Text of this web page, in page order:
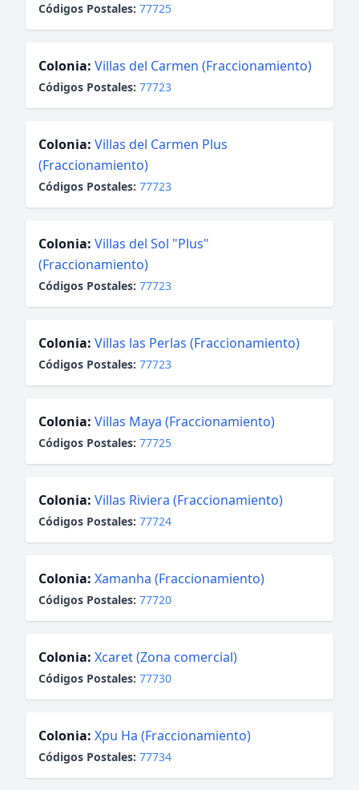
Códigos Postales: 77725
Colonia: Villas del Carmen (Fraccionamiento)
Códigos Postales: 77723
Colonia: Villas del Carmen Plus
(Fraccionamiento)
Códigos Postales: 77723
Colonia: Villas del Sol "Plus"
(Fraccionamiento)
Códigos Postales: 77723
Colonia: Villas las Perlas (Fraccionamiento)
Códigos Postales: 77723
Colonia: Villas Maya (Fraccionamiento)
Códigos Postales: 77725
Colonia: Villas Riviera (Fraccionamiento)
Códigos Postales: 77724
Colonia: Xamanha (Fraccionamiento)
Códigos Postales: 77720
Colonia: Xcaret (Zona comercial)
Códigos Postales: 77730
Colonia: Xpu Ha (Fraccionamiento)
Códigos Postales: 77734